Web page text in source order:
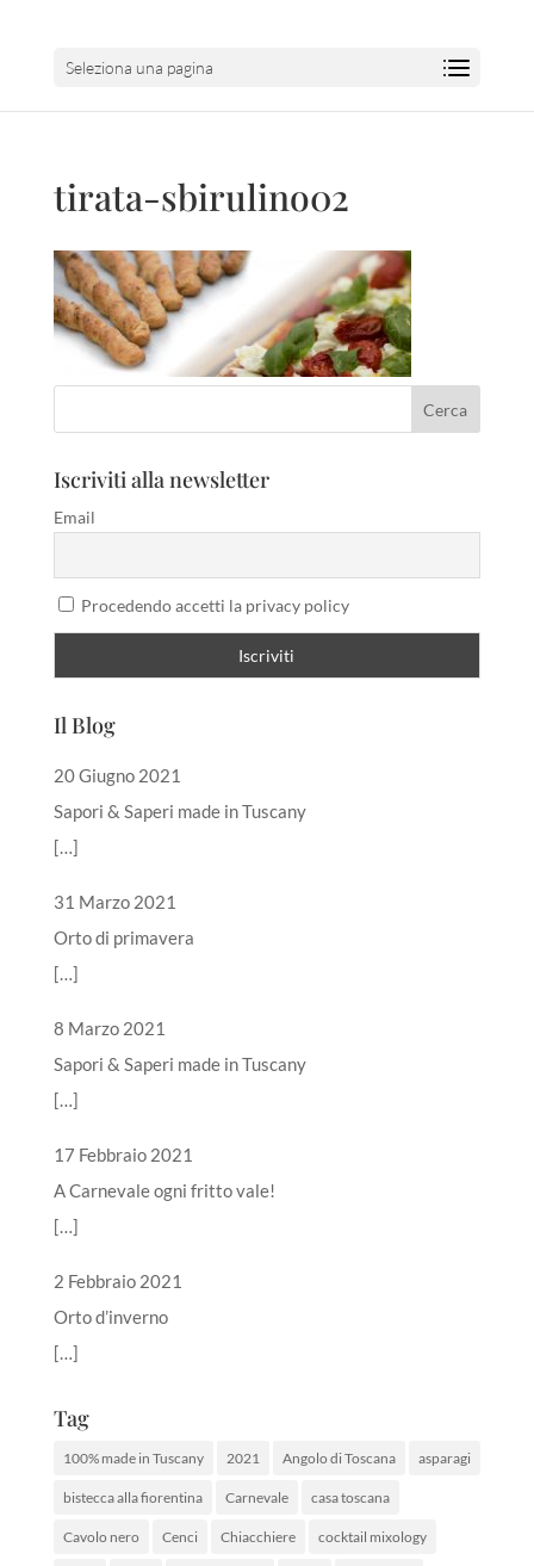
Seleziona una pagina
tirata-sbirulino02
Iscriviti alla newsletter
Email
Procedendo accetti la privacy policy
Il Blog
20 Giugno 2021
Sapori & Saperi made in Tuscany
[…]
31 Marzo 2021
Orto di primavera
[…]
8 Marzo 2021
Sapori & Saperi made in Tuscany
[…]
17 Febbraio 2021
A Carnevale ogni fritto vale!
[…]
2 Febbraio 2021
Orto d’inverno
[…]
Tag
100% made in Tuscany 2021 Angolo di Toscana asparagi
bistecca alla fiorentina Carnevale casa toscana
Cavolo nero Cenci Chiacchiere cocktail mixology